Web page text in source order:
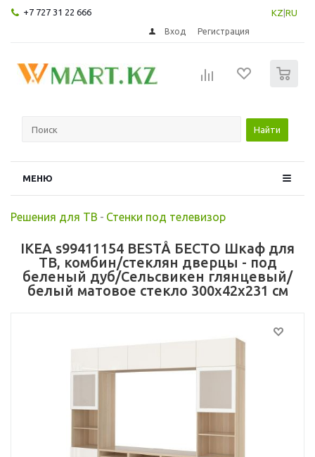
+7 727 31 22 666 KZ RU
Вход Регистрация
Найти
МЕНЮ
Решения для ТВ - Стенки под телевизор
IKEA s99411154 BESTÅ БЕСТО Шкаф для
ТВ, комбин/стеклян дверцы - под
беленый дуб/Сельсвикен глянцевый/
белый матовое стекло 300x42x231 см